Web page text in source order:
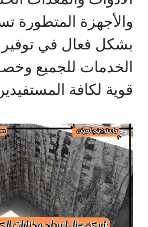
والأجهزة المتطورة
بشكل فعال في
الخدمات للجميع
قوية لكافة